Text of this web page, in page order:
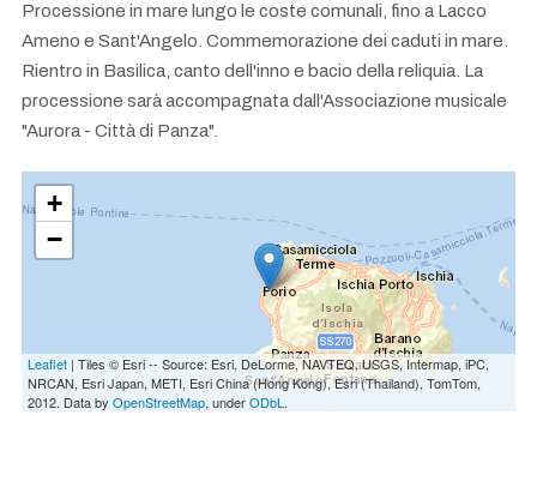
Processione in mare lungo le coste comunali, fino a Lacco
Ameno e Sant'Angelo. Commemorazione dei caduti in mare.
Rientro in Basilica, canto dell'inno e bacio della reliquia. La
processione sarà accompagnata dall'Associazione musicale
"Aurora - Città di Panza".
+
−
Leaflet | Tiles © Esri -- Source: Esri, DeLorme, NAVTEQ, USGS, Intermap, iPC,
NRCAN, Esri Japan, METI, Esri China (Hong Kong), Esri (Thailand), TomTom,
2012. Data by OpenStreetMap, underODbL .